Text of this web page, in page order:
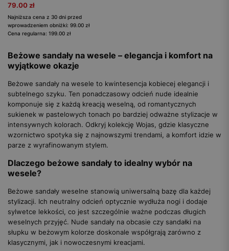
79.00 zł
Najniższa cena z 30 dni przed
wprowadzeniem obniżki: 99.00 zł
Cena regularna: 199.00 zł
Beżowe sandały na wesele – elegancja i komfort na
wyjątkowe okazje
Beżowe sandały na wesele to kwintesencja kobiecej elegancji i
subtelnego szyku. Ten ponadczasowy odcień nude idealnie
komponuje się z każdą kreacją weselną, od romantycznych
sukienek w pastelowych tonach po bardziej odważne stylizacje w
intensywnych kolorach. Odkryj kolekcję Wojas, gdzie klasyczne
wzornictwo spotyka się z najnowszymi trendami, a komfort idzie w
parze z wyrafinowanym stylem.
Dlaczego beżowe sandały to idealny wybór na
wesele?
Beżowe sandały weselne stanowią uniwersalną bazę dla każdej
stylizacji. Ich neutralny odcień optycznie wydłuża nogi i dodaje
sylwetce lekkości, co jest szczególnie ważne podczas długich
weselnych przyjęć. Nude sandały na obcasie czy sandałki na
słupku w beżowym kolorze doskonale współgrają zarówno z
klasycznymi, jak i nowoczesnymi kreacjami.